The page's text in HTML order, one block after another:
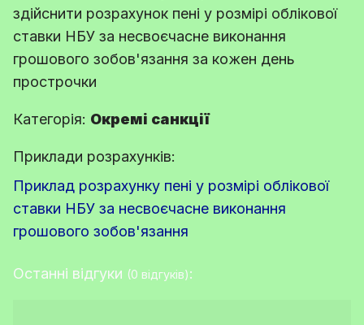
здійснити розрахунок пені у розмірі облікової
ставки НБУ за несвоєчасне виконання
грошового зобов'язання за кожен день
прострочки
Категорія: Окремі санкції
Приклади розрахунків:
Приклад розрахунку пені у розмірі облікової
ставки НБУ за несвоєчасне виконання
грошового зобов'язання
Останні відгуки (0 відгуків):